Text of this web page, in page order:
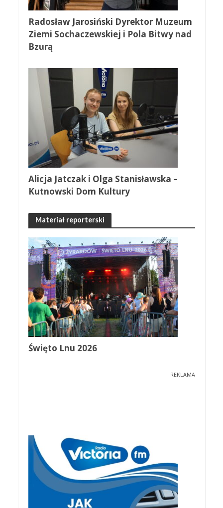
Radosław Jarosiński Dyrektor Muzeum
Ziemi Sochaczewskiej i Pola Bitwy nad
Bzurą
Alicja Jatczak i Olga Stanisławska –
Kutnowski Dom Kultury
Materiał reporterski
Święto Lnu 2026
REKLAMA